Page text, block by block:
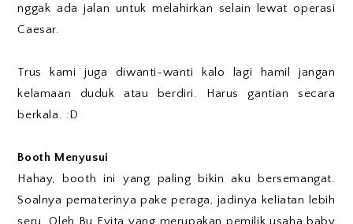
nggak ada jalan untuk melahirkan selain lewat operasi
Caesar.
Trus kami juga diwanti-wanti kalo lagi hamil jangan
kelamaan duduk atau berdiri. Harus gantian secara
berkala. :D
Booth Menyusui
Hahay, booth ini yang paling bikin aku bersemangat.
Soalnya pematerinya pake peraga, jadinya keliatan lebih
seru. Oleh Bu Evita yang merupakan pemilik usaha baby